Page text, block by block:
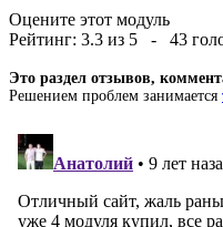
Оцените этот модуль
Рейтинг: 3.3 из 5 - 43
Это раздел отзывов,
Решением проблем занимается